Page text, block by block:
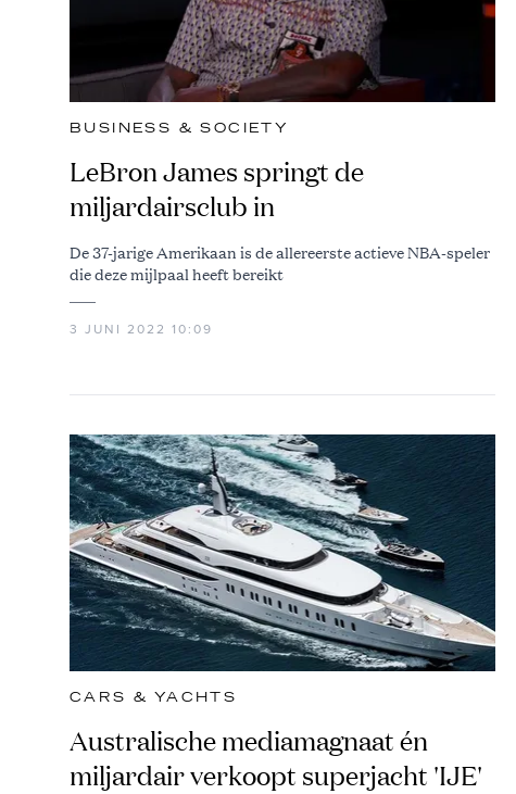
BUSINESS & SOCIETY
LeBron James springt de
miljardairsclub in
De 37-jarige Amerikaan is de allereerste actieve NBA-speler
die deze mijlpaal heeft bereikt
3 JUNI 2022 10:09
CARS & YACHTS
Australische mediamagnaat én
miljardair verkoopt superjacht 'IJE'